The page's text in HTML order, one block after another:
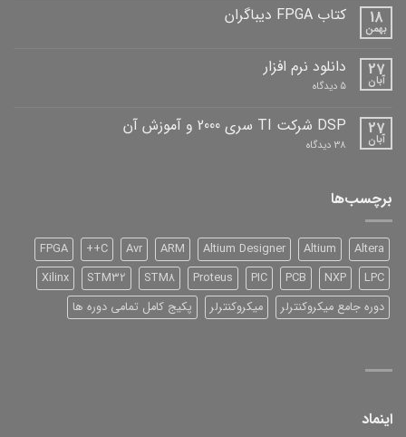
دیباگران 18
بهمن
کتاب FPGA دیباگران
کتاب
FPGA
دیباگران
ثبت
نشده 27
آبان
دانلود نرم افزار
5 دیدگاه برای
افزار 27
آبان
DSP شرکت TI سری 2000 و آموزش آن
38 دیدگاه برای
آن
برچسب‌ها
Altera
Altium
Altium Designer
ARM
Avr
C++
FPGA
LPC
NXP
PCB
PIC
Proteus
STM8
STM32
Xilinx
دوره جامع میکروکنترلر
میکروکنترلر پکیج کامل تمامی دوره ها
اینماد